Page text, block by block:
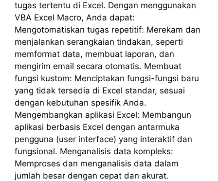
tugas tertentu di Excel. Dengan menggunakan
VBA Excel Macro, Anda dapat:
Mengotomatiskan tugas repetitif: Merekam dan
menjalankan serangkaian tindakan, seperti
memformat data, membuat laporan, dan
mengirim email secara otomatis. Membuat
fungsi kustom: Menciptakan fungsi-fungsi baru
yang tidak tersedia di Excel standar, sesuai
dengan kebutuhan spesifik Anda.
Mengembangkan aplikasi Excel: Membangun
aplikasi berbasis Excel dengan antarmuka
pengguna (user interface) yang interaktif dan
fungsional. Menganalisis data kompleks:
Memproses dan menganalisis data dalam
jumlah besar dengan cepat dan akurat.